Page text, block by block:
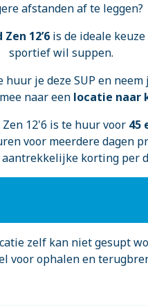
afstanden af te leggen?
12’6 is de ideale
sportief wil suppen.
huur je deze SUP en neem
naar een locatie naar
12'6 is te huur voor 45
voor meerdere dagen
aantrekkelijke korting per
zelf kan niet gesupt
voor ophalen en